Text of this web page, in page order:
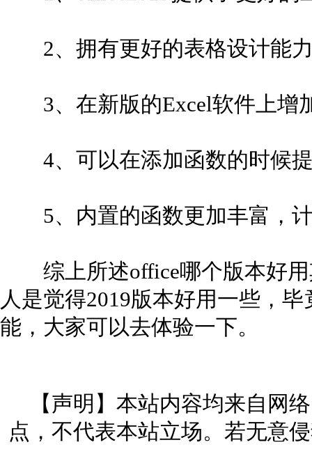
2、拥有更好的表格设计能
3、在新版的Excel软件上增
4、可以在添加函数的时候提
5、内置的函数更加丰富，计
综上所述office哪个版本好用
人是觉得2019版本好用一些，
能，大家可以去体验一下。
【声明】本站内容均来自网
点，不代表本站立场。若无意